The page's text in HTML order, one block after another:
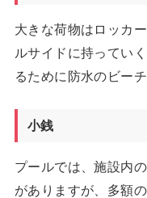
大きな荷物はロッカ
ルサイドに持ってい
るために防水のビー
小銭
プールでは、施設内
がありますが、多額